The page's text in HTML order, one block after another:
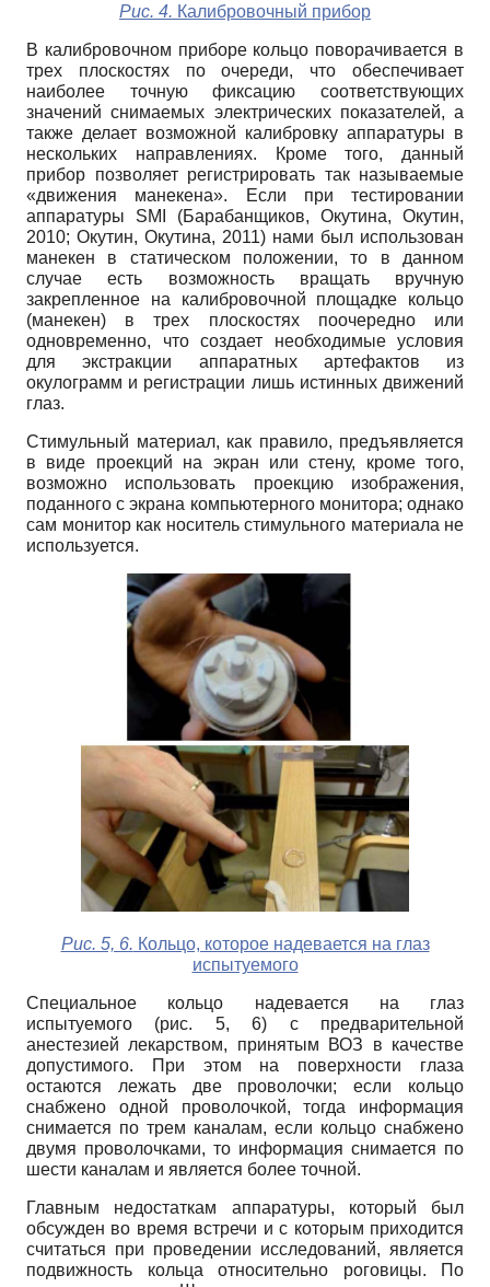
Рис. 4. Калибровочный прибор
В калибровочном приборе кольцо поворачивается в
трех плоскостях по очереди, что обеспечивает
наиболее точную фиксацию соответствующих
значений снимаемых электрических показателей, а
также делает возможной калибровку аппаратуры в
нескольких направлениях. Кроме того, данный
прибор позволяет регистрировать так называемые
«движения манекена». Если при тестировании
аппаратуры SMI (Барабанщиков, Окутина, Окутин,
2010; Окутин, Окутина, 2011) нами был использован
манекен в статическом положении, то в данном
случае есть возможность вращать вручную
закрепленное на калибровочной площадке кольцо
(манекен) в трех плоскостях поочередно или
одновременно, что создает необходимые условия
для экстракции аппаратных артефактов из
окулограмм и регистрации лишь истинных движений
глаз.
Стимульный материал, как правило, предъявляется
в виде проекций на экран или стену, кроме того,
возможно использовать проекцию изображения,
поданного с экрана компьютерного монитора; однако
сам монитор как носитель стимульного материала не
используется.
Рис. 5, 6. Кольцо, которое надевается на глаз
испытуемого
Специальное кольцо надевается на глаз
испытуемого (рис. 5, 6) с предварительной
анестезией лекарством, принятым ВОЗ в качестве
допустимого. При этом на поверхности глаза
остаются лежать две проволочки; если кольцо
снабжено одной проволочкой, тогда информация
снимается по трем каналам, если кольцо снабжено
двумя проволочками, то информация снимается по
шести каналам и является более точной.
Главным недостаткам аппаратуры, который был
обсужден во время встречи и с которым приходится
считаться при проведении исследований, является
подвижность кольца относительно роговицы. По